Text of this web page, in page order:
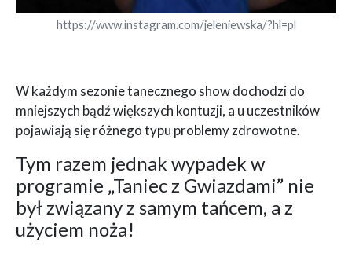
https://www.instagram.com/jeleniewska/?hl=pl
W każdym sezonie tanecznego show dochodzi do
mniejszych bądź większych kontuzji, a u uczestników
pojawiają się różnego typu problemy zdrowotne.
Tym razem jednak wypadek w
programie „Taniec z Gwiazdami” nie
był związany z samym tańcem, a z
użyciem noża!